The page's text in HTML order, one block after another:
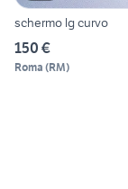
schermo lg curvo
150 €
Roma (RM)